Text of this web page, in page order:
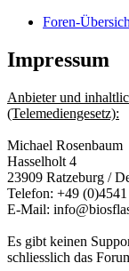
Foren-
Impressum
Anbieter und
(Telemediengesetz):
Michael Rosenbaum
Hasselholt 4
23909 Ratzeburg /
Telefon: +49
E-Mail:
Es gibt keinen
schliesslich das